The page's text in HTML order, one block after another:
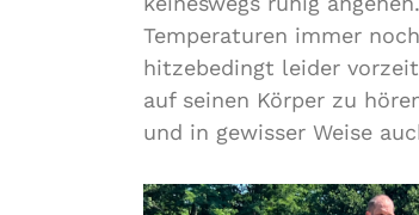
Temperaturen immer
hitzebedingt leider
auf seinen Körper zu
und in gewisser Weise